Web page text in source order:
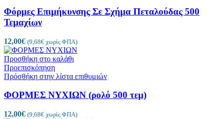
Φόρμες Επιμήκυνσης Σε Σχήμα Πεταλούδας 500
Τεμαχίων
12,00€ (9,68€ χωρίς ΦΠΑ)
Προσθήκη στο καλάθι
Προεπισκόπηση
Πρόσθήκη στην λίστα επιθυμιών
ΦΟΡΜΕΣ ΝΥΧΙΩΝ (ρολό 500 τεμ)
12,00€ (9,68€ χωρίς ΦΠΑ)